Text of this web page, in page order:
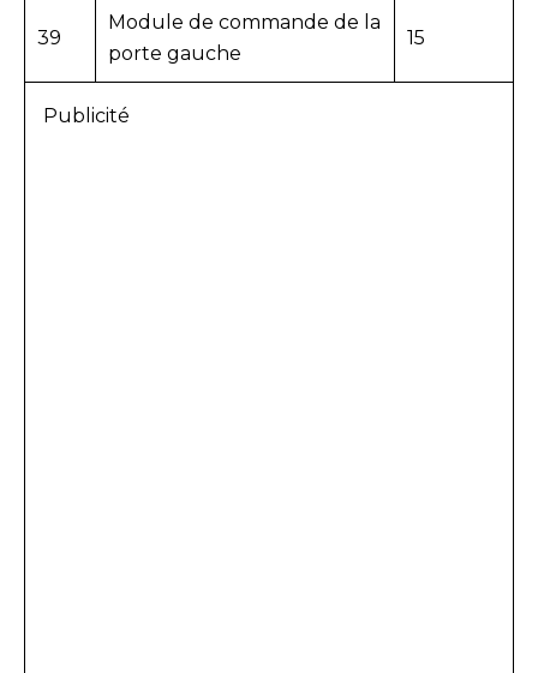
39
Module de commande de la
porte gauche
15
Publicité